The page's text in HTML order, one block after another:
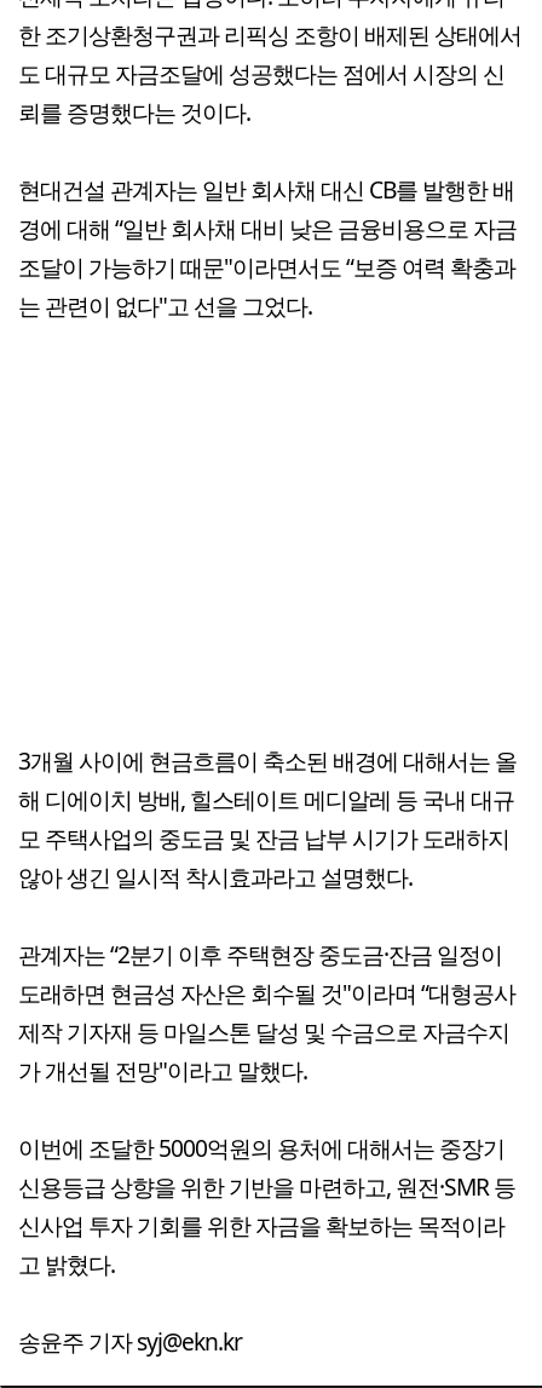
한 조기상환청구권과 리픽싱 조항이 배제된 상태에서
도 대규모 자금조달에 성공했다는 점에서 시장의 신
뢰를 증명했다는 것이다.
현대건설 관계자는 일반 회사채 대신 CB를 발행한 배
경에 대해 “일반 회사채 대비 낮은 금융비용으로 자금
조달이 가능하기 때문"이라면서도 “보증 여력 확충과
는 관련이 없다"고 선을 그었다.
3개월 사이에 현금흐름이 축소된 배경에 대해서는 올
해 디에이치 방배, 힐스테이트 메디알레 등 국내 대규
모 주택사업의 중도금 및 잔금 납부 시기가 도래하지
않아 생긴 일시적 착시효과라고 설명했다.
관계자는 “2분기 이후 주택현장 중도금·잔금 일정이
도래하면 현금성 자산은 회수될 것"이라며 “대형공사
제작 기자재 등 마일스톤 달성 및 수금으로 자금수지
가 개선될 전망"이라고 말했다.
이번에 조달한 5000억원의 용처에 대해서는 중장기
신용등급 상향을 위한 기반을 마련하고, 원전·SMR 등
신사업 투자 기회를 위한 자금을 확보하는 목적이라
고 밝혔다.
송윤주 기자 syj@ekn.kr